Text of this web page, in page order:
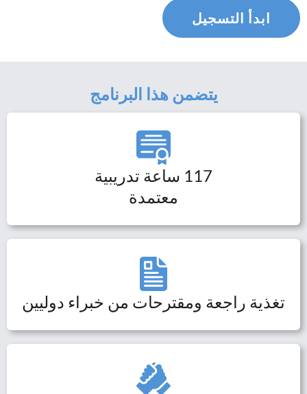
ابدأ التسجيل
يتضمن هذا البرنامج
117 ساعة تدريبية
معتمدة
تغذية راجعة ومقترحات من خبراء دوليين